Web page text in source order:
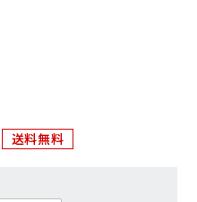
送料無料